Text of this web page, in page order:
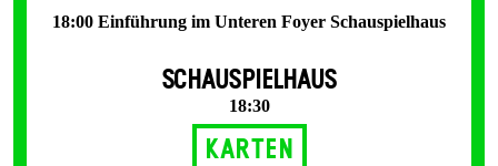
18:00 Einführung im Unteren Foyer Schauspielhaus
SCHAUSPIELHAUS
18:30
Karten